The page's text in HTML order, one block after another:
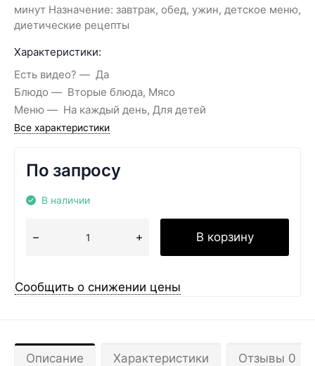
минут Назначение: завтрак, обед, ужин, детское меню,
диетические рецепты
Характеристики:
Есть видео?
Да
Блюдо
Вторые блюда, Мясо
Меню
На каждый день, Для детей
Все характеристики
По запросу
В наличии
В корзину
Сообщить о снижении цены
Описание Характеристики Отзывы 0